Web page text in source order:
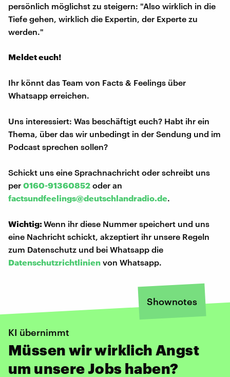
persönlich möglichst zu steigern: "Also wirklich in die
Tiefe gehen, wirklich die Expertin, der Experte zu
werden."
Meldet euch!
Ihr könnt das Team von Facts & Feelings über
Whatsapp erreichen.
Uns interessiert: Was beschäftigt euch? Habt ihr ein
Thema, über das wir unbedingt in der Sendung und im
Podcast sprechen sollen?
Schickt uns eine Sprachnachricht oder schreibt uns
per 0160-91360852 oder an
factsundfeelings@deutschlandradio.de.
Wichtig:Wenn ihr diese Nummer speichert und uns
eine Nachricht schickt, akzeptiert ihr unsere Regeln
zum Datenschutz und bei Whatsapp die
Datenschutzrichtlinien von Whatsapp.
Shownotes
KI übernimmt
Müssen wir wirklich Angst
um unsere Jobs haben?